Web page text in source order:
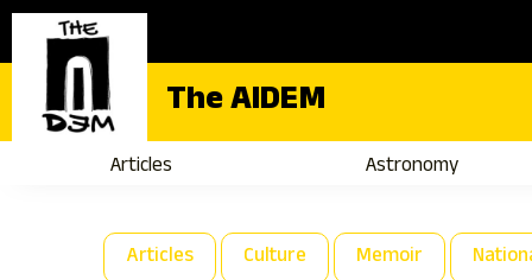
The AIDEM
Articles Astronomy
Articles Culture Memoir